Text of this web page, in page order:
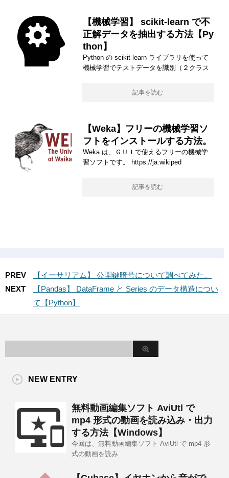
【機械学習】 scikit-learn で不
正解データを抽出する方法【Py
thon】
Python の scikit-learn ライブラリを使って
機械学習でテストデータを識別（２クラス
記事を読む
【Weka】フリーの機械学習ソ
フトをインストールする方法。
Weka は、ＧＵＩで使えるフリーの機械学
習ソフトです。 https://ja.wikiped
記事を読む
PREV
【イーサリアム】 公開鍵暗号について調べてみた。
NEXT
【Pandas】 DataFrame と Series のデータ構造につい
て【Python】
NEW ENTRY
無料動画編集ソフト AviUtl で
mp4 形式の動画を読み込み・出力
する方法【Windows】
今回は、無料動画編集ソフト AviUtl で mp4 形
式の動画を読み